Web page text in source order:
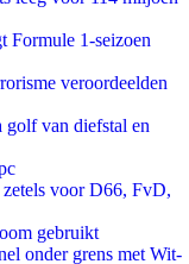
Formule 1-seizoen
veroordeelden
van diefstal en
voor D66, FvD,
gebruikt
onder grens met Wit-